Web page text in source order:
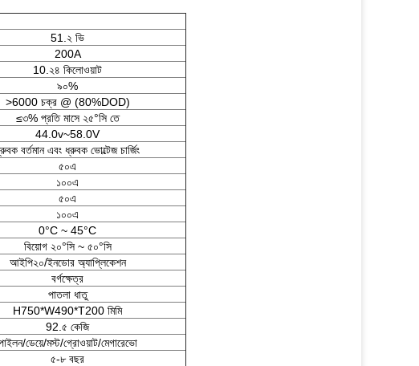
51.২ ভি
200A
10.২৪ কিলোওয়াট
৯০%
>6000 চক্র @ (80%DOD)
≤৩% প্রতি মাসে ২৫°সি তে
44.0v~58.0V
বর্তমান এবং ধ্রুবক ভোল্টেজ চার্জিং
৫০এ
১০০এ
৫০এ
১০০এ
0°C ~ 45°C
বিয়োগ ২০°সি ~ ৫০°সি
আইপি২০/ইনডোর অ্যাপ্লিকেশন
বর্গক্ষেত্র
পাতলা ধাতু
H750*W490*T200 মিমি
92.৫ কেজি
ডেয়ে/মস্ট/গ্রোওয়াট/মেগারেভো
৫-৮ বছর